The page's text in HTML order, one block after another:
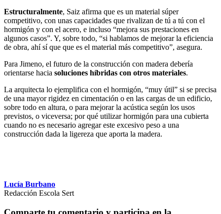
Estructuralmente, Saiz afirma que es un material súper
competitivo, con unas capacidades que rivalizan de tú a tú con el
hormigón y con el acero, e incluso “mejora sus prestaciones en
algunos casos”. Y, sobre todo, “si hablamos de mejorar la eficiencia
de obra, ahí sí que que es el material más competitivo”, asegura.
Para Jimeno, el futuro de la construcción con madera debería
orientarse hacia soluciones híbridas con otros materiales.
La arquitecta lo ejemplifica con el hormigón, “muy útil” si se precisa
de una mayor rigidez en cimentación o en las cargas de un edificio,
sobre todo en altura, o para mejorar la acústica según los usos
previstos, o viceversa; por qué utilizar hormigón para una cubierta
cuando no es necesario agregar este excesivo peso a una
construcción dada la ligereza que aporta la madera.
Lucía Burbano
Redacción Escola Sert